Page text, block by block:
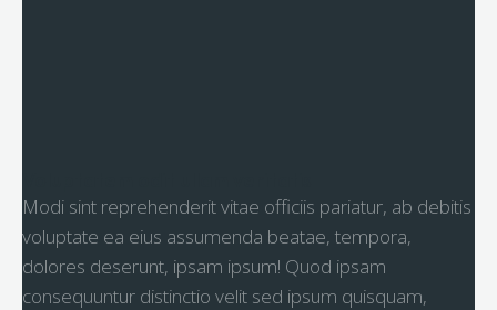
Modi sint reprehenderit vitae officiis pariatur, ab debitis
voluptate ea eius assumenda beatae, tempora,
dolores deserunt, ipsam ipsum! Quod ipsam
consequuntur distinctio velit sed ipsum quisquam,